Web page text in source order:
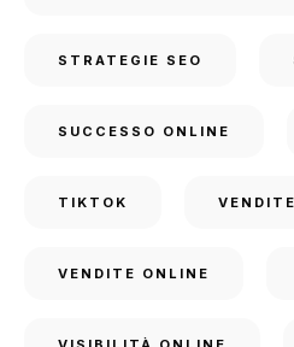
STRATEGIE SEO
SUCCESSO ONLINE
TIKTOK VENDITE
VENDITE ONLINE